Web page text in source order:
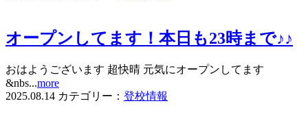
オープンしてます！本日も23時まで♪♪
おはようございます 超快晴 元気にオープンしてます
&nbs...more
2025.08.14 カテゴリー： 登校情報